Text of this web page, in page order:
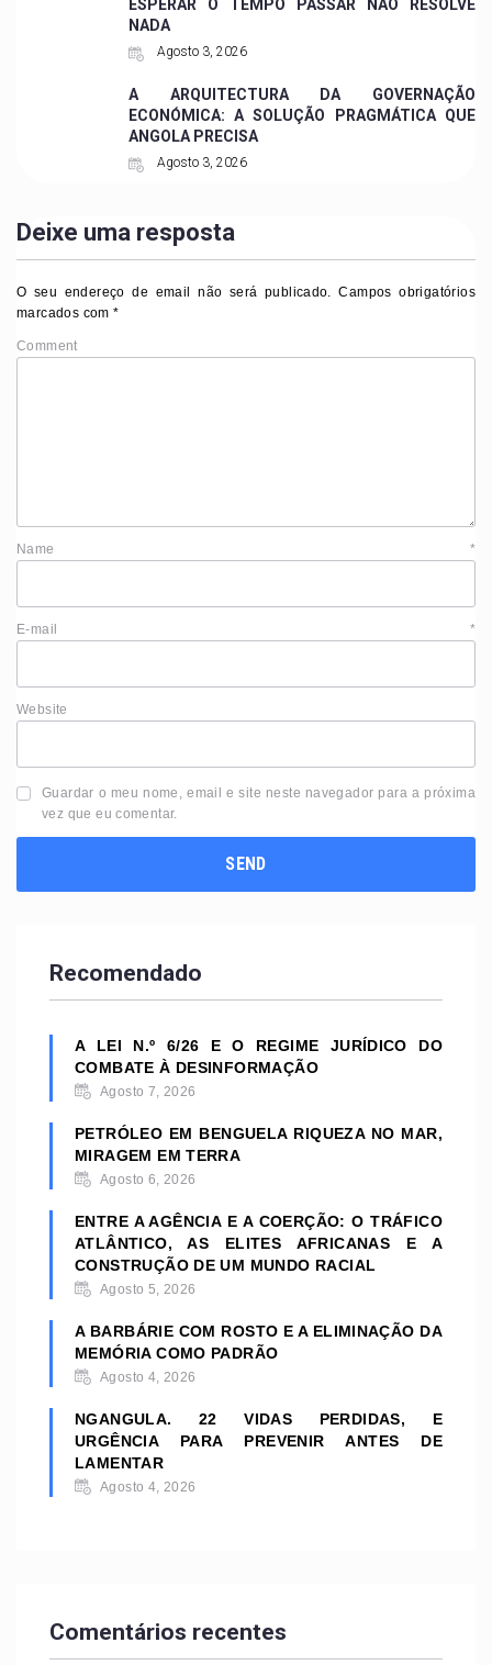
ESPERAR O TEMPO PASSAR NÃO RESOLVE
NADA
Agosto 3, 2026
A ARQUITECTURA DA GOVERNAÇÃO
ECONÓMICA: A SOLUÇÃO PRAGMÁTICA QUE
ANGOLA PRECISA
Agosto 3, 2026
Deixe uma resposta
O seu endereço de email não será publicado.
Campos obrigatórios
marcados com*
Comment
Name *
E-mail *
Website
Guardar o meu nome, email e site neste navegador para a próxima
vez que eu comentar.
Recomendado
A LEI N.º 6/26 E O REGIME JURÍDICO DO
COMBATE À DESINFORMAÇÃO
Agosto 7, 2026
PETRÓLEO EM BENGUELA RIQUEZA NO MAR,
MIRAGEM EM TERRA
Agosto 6, 2026
ENTRE A AGÊNCIA E A COERÇÃO: O TRÁFICO
ATLÂNTICO, AS ELITES AFRICANAS E A
CONSTRUÇÃO DE UM MUNDO RACIAL
Agosto 5, 2026
A BARBÁRIE COM ROSTO E A ELIMINAÇÃO DA
MEMÓRIA COMO PADRÃO
Agosto 4, 2026
NGANGULA. 22 VIDAS PERDIDAS, E
URGÊNCIA PARA PREVENIR ANTES DE
LAMENTAR
Agosto 4, 2026
Comentários recentes